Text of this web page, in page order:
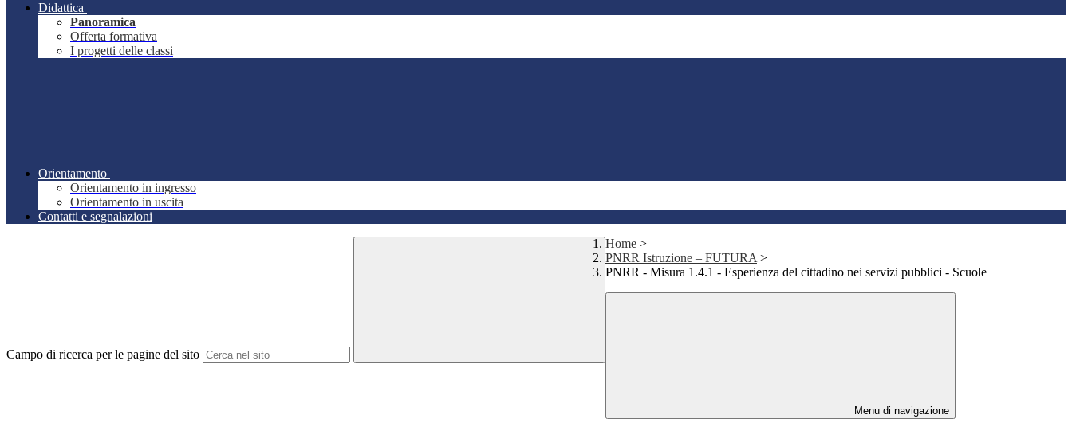
Didattica
Panoramica
Offerta formativa
I progetti delle classi
Orientamento
Orientamento in ingresso
Orientamento in uscita
Contatti e segnalazioni
Campo di ricerca per le pagine del sito
Home >
PNRR Istruzione – FUTURA >
PNRR - Misura 1.4.1 - Esperienza del cittadino nei servizi pubblici - Scuole
Menu di navigazione